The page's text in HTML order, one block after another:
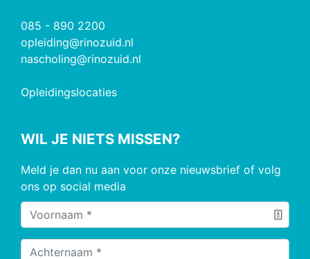
085 - 890 2200
opleiding@rinozuid.nl
nascholing@rinozuid.nl
Opleidingslocaties
WIL JE NIETS MISSEN?
Meld je dan nu aan voor onze nieuwsbrief of volg
ons op social media